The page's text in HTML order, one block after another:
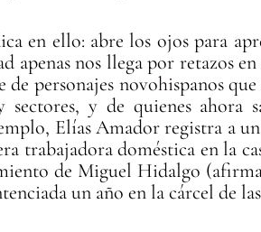
en ello: abre los ojos para
apenas nos llega por retazos
personajes novohispanos
y de quienes ahora
Elías Amador registra a
trabajadora doméstica en la
de Miguel Hidalgo
un año en la cárcel de